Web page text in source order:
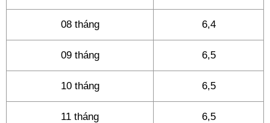
08 tháng 6,4
09 tháng 6,5
10 tháng 6,5
11 tháng 6,5